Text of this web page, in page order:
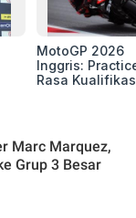
MotoGP 2026
Inggris:
Rasa
Silverstone!
Marc Marquez,
Grup 3 Besar